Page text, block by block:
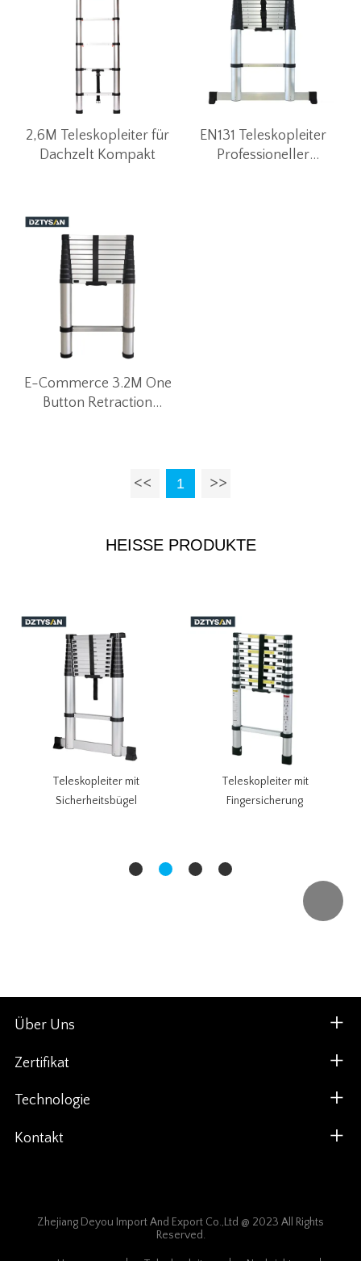
2,6M Teleskopleiter für
Dachzelt Kompakt
EN131 Teleskopleiter
Professioneller
E-Commerce 3.2M One
Button Retraction
1
HEISSE PRODUKTE
Teleskopleiter mit
Sicherheitsbügel
Teleskopleiter mit
Fingersicherung
Über Uns
Zertifikat
Technologie
Kontakt
Zhejiang Deyou Import And Export Co.,Ltd @ 2023 All Rights
Reserved.